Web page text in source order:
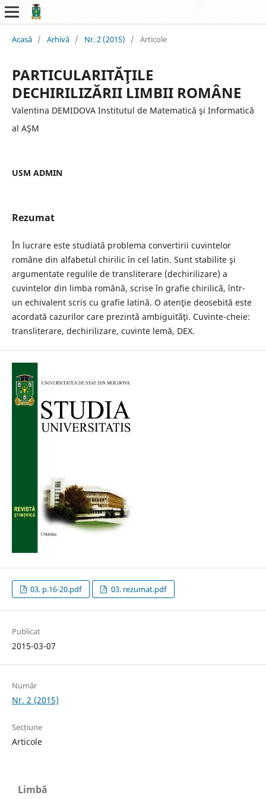
Acasă / Arhivă / Nr. 2 (2015) / Articole
PARTICULARITĂŢILE
DECHIRILIZĂRII LIMBII ROMÂNE
Valentina DEMIDOVA Institutul de Matematică şi Informatică
al AŞM
USM ADMIN
Rezumat
În lucrare este studiată problema convertirii cuvintelor
române din alfabetul chirilic în cel latin. Sunt stabilite şi
argumentate regulile de transliterare (dechirilizare) a
cuvintelor din limba română, scrise în grafie chirilică, într-
un echivalent scris cu grafie latină. O atenţie deosebită este
acordată cazurilor care prezintă ambiguităţi. Cuvinte-cheie:
transliterare, dechirilizare, cuvinte lemă, DEX.
03. p.16-20.pdf 03. rezumat.pdf
Publicat
2015-03-07
Număr
Nr. 2 (2015)
Secțiune
Articole
Limbă